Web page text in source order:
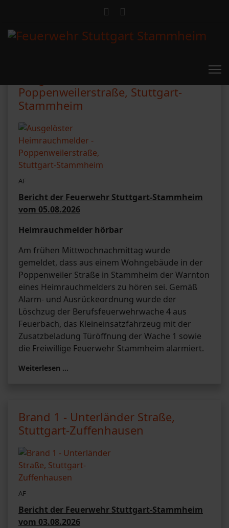
Poppenweilerstraße, Stuttgart-
Stammheim
AF
Bericht der Feuerwehr Stuttgart-Stammheim
vom 05.08.2026
Heimrauchmelder hörbar
Am frühen Mittwochnachmittag wurde
gemeldet, dass aus einem Wohngebäude in der
Poppenweiler Straße in Stammheim der Warnton
eines Heimrauchmelders zu hören sei. Gemäß
Alarm- und Ausrückeordnung wurde der
Löschzug der Berufsfeuerwehrwache 4 aus
Feuerbach, das Kleineinsatzfahrzeug mit der
Zusatzbeladung Türöffnung der Wache 1 sowie
die Freiwillige Feuerwehr Stammheim alarmiert.
Weiterlesen …
Brand 1 - Unterländer Straße,
Stuttgart-Zuffenhausen
AF
Bericht der Feuerwehr Stuttgart-Stammheim
vom 03.08.2026